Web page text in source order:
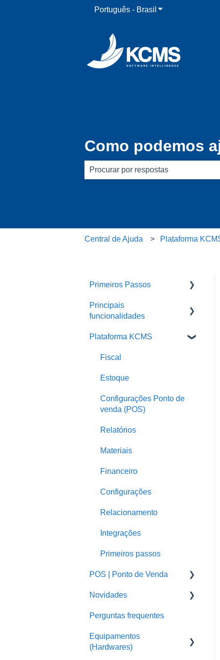
Português - Brasil Mostrar submenu
Como podemos
Central de Ajuda Plataforma
Primeiros Passos
Treinamentos em Vídeo
QR code ou Delivery
Perguntas frequentes
Principais
funcionalidades
Integrações
Delivery
Comanda e mesa
Plataforma KCMS
Fiscal
Estoque
Configurações Ponto de
venda (POS)
Relatórios
Materiais
Financeiro
Configurações
Relacionamento
Integrações
Primeiros passos
POS | Ponto de Venda
POS - Outros assuntos e
Computadores e
Notebooks
Novidades
Sistema em Nuvem
POS
Perguntas frequentes
Equipamentos
(Hardwares)